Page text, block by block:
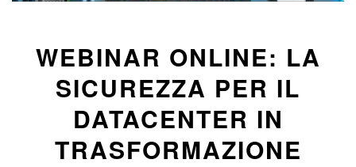
WEBINAR ONLINE: LA
SICUREZZA PER IL
DATACENTER IN
TRASFORMAZIONE